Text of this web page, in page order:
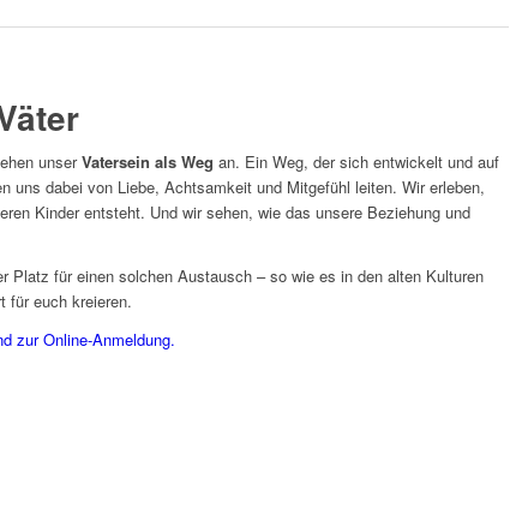
unserVatersein als Weg an. Ein Weg, der sich entwickelt und auf
uns dabei von Liebe, Achtsamkeit und Mitgefühl leiten. Wir erleben,
Kinder entsteht. Und wir sehen, wie das unsere Beziehung und
Platz für einen solchen Austausch – so wie es in den alten Kulturen
für euch kreieren.
zur Online-Anmeldung.